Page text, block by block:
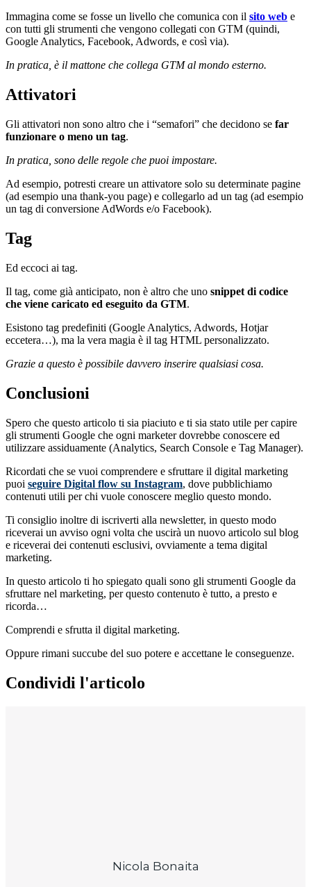
Immagina come se fosse un livello che comunica con il sito web e
con tutti gli strumenti che vengono collegati con GTM (quindi,
Google Analytics, Facebook, Adwords, e così via).
In pratica, è il mattone che collega GTM al mondo esterno.
Attivatori
Gli attivatori non sono altro che i “semafori” che decidono se far
funzionare o meno un tag.
In pratica, sono delle regole che puoi impostare.
Ad esempio, potresti creare un attivatore solo su determinate pagine
(ad esempio una thank-you page) e collegarlo ad un tag (ad esempio
un tag di conversione AdWords e/o Facebook).
Tag
Ed eccoci ai tag.
Il tag, come già anticipato, non è altro che uno snippet di codice
che viene caricato ed eseguito da GTM.
Esistono tag predefiniti (Google Analytics, Adwords, Hotjar
eccetera…), ma la vera magia è il tag HTML personalizzato.
Grazie a questo è possibile davvero inserire qualsiasi cosa.
Conclusioni
Spero che questo articolo ti sia piaciuto e ti sia stato utile per capire
gli strumenti Google che ogni marketer dovrebbe conoscere ed
utilizzare assiduamente (Analytics, Search Console e Tag Manager).
Ricordati che se vuoi comprendere e sfruttare il digital marketing
puoi seguire Digital flow su Instagram, dove pubblichiamo
contenuti utili per chi vuole conoscere meglio questo mondo.
Ti consiglio inoltre di iscriverti alla newsletter, in questo modo
riceverai un avviso ogni volta che uscirà un nuovo articolo sul blog
e riceverai dei contenuti esclusivi, ovviamente a tema digital
marketing.
In questo articolo ti ho spiegato quali sono gli strumenti Google da
sfruttare nel marketing, per questo contenuto è tutto, a presto e
ricorda…
Comprendi e sfrutta il digital marketing.
Oppure rimani succube del suo potere e accettane le conseguenze.
Condividi l'articolo
Nicola Bonaita